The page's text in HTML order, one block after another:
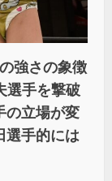
強さの象徴
選手を撃破
の立場が変
選手的には